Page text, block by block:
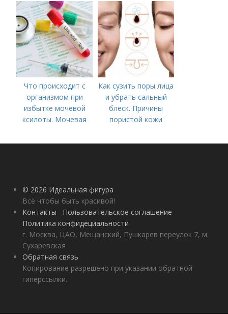
косметологические
процедуры
Что происходит с
организмом при
избытке мочевой
ксилоты. Мочевая
норма и отклонения
Как сузить поры лица
и убрать сальный
блеск. Причины
пористой кожи
© 2026 Идеальная фигура
Всё чтобы быть красивой!
Контакты
Пользовательское соглашение
Политика конфидециальности
г. Москва, ЦАО, Мещанский, Пушкарев переулок 7, м.
Сухаревская
Обратная связь
Копирование разрешено при указании обратной
гиперссылки.